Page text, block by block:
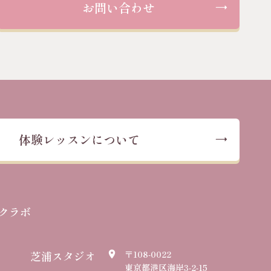
お問い合わせ
体験レッスンについて
ラボ
芝浦スタジオ place
〒108-0022
東京都港区海岸3-2-15